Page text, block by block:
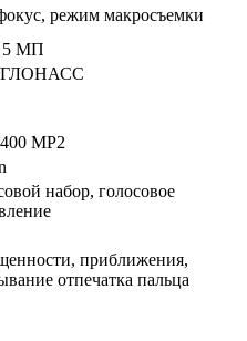
режим макросъемки
5 МП
ГЛОНАСС
MP2
набор, голосовое
приближения,
отпечатка пальца